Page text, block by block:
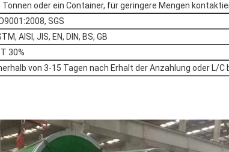
Tonnen oder ein Container, für geringere Mengen
SGS
AISI, JIS, EN, DIN, BS, GB
30%
von 3-15 Tagen nach Erhalt der Anzahlung oder L/C